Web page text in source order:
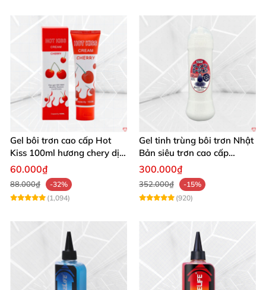
Gel bôi trơn cao cấp Hot
Kiss 100ml hương chery dịu
nhẹ làm ấm cơ thể
60.000₫
88.000₫
-32%
(1,094)
Gel tinh trùng bôi trơn Nhật
Bản siêu trơn cao cấp
300ml
300.000₫
352.000₫
-15%
(920)